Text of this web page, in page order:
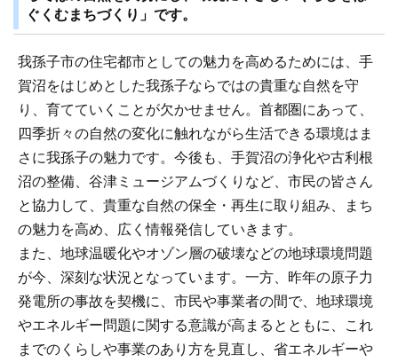
ぐくむまちづくり」です。
我孫子市の住宅都市としての魅力を高めるためには、手
賀沼をはじめとした我孫子ならではの貴重な自然を守
り、育てていくことが欠かせません。首都圏にあって、
四季折々の自然の変化に触れながら生活できる環境はま
さに我孫子の魅力です。今後も、手賀沼の浄化や古利根
沼の整備、谷津ミュージアムづくりなど、市民の皆さん
と協力して、貴重な自然の保全・再生に取り組み、まち
の魅力を高め、広く情報発信していきます。
また、地球温暖化やオゾン層の破壊などの地球環境問題
が今、深刻な状況となっています。一方、昨年の原子力
発電所の事故を契機に、市民や事業者の間で、地球環境
やエネルギー問題に関する意識が高まるとともに、これ
までのくらしや事業のあり方を見直し、省エネルギーや